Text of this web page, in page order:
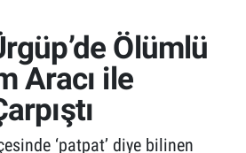
Ölümlü
Aracı ile
‘patpat’ diye bilinen